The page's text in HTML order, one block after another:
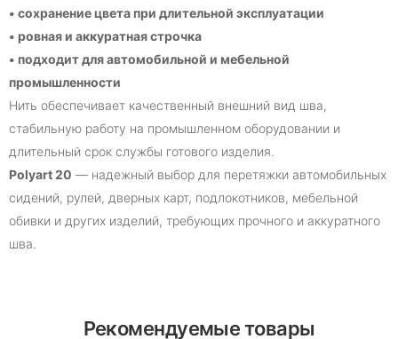
• сохранение цвета при длительной эксплуатации
• ровная и аккуратная строчка
• подходит для автомобильной и мебельной
промышленности
Нить обеспечивает качественный внешний вид шва,
стабильную работу на промышленном оборудовании и
длительный срок службы готового изделия.
Polyart 20 — надежный выбор для перетяжки автомобильных
сидений, рулей, дверных карт, подлокотников, мебельной
обивки и других изделий, требующих прочного и аккуратного
шва.
Рекомендуемые товары